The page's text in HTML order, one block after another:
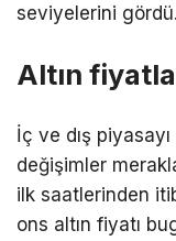
seviyelerini gördü.
Altın
İç ve dış
değişimler
ilk saatlerinden
ons altın fiyatı